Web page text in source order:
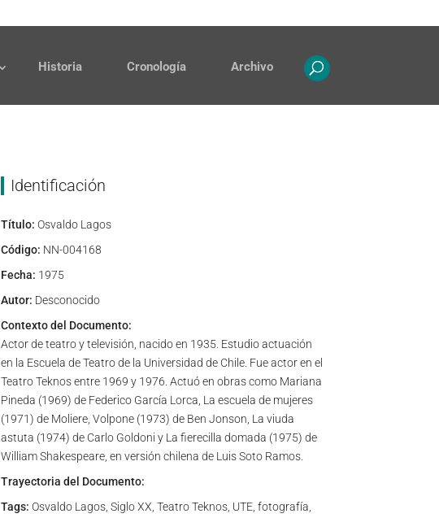
Historia Cronología Archivo
Identificación
Título: Osvaldo Lagos
Código: NN-004168
Fecha: 1975
Autor: Desconocido
Contexto del Documento:
Actor de teatro y televisión, nacido en 1935. Estudio actuación
en la Escuela de Teatro de la Universidad de Chile. Fue actor en el
Teatro Teknos entre 1969 y 1976. Actuó en obras como Mariana
Pineda (1969) de Federico García Lorca, La escuela de mujeres
(1971) de Moliere, Volpone (1973) de Ben Jonson, La viuda
astuta (1974) de Carlo Goldoni y La fierecilla domada (1975) de
William Shakespeare, en versión chilena de Luis Soto Ramos.
Trayectoria del Documento:
Tags: Osvaldo Lagos, Siglo XX, Teatro Teknos, UTE, fotografía,